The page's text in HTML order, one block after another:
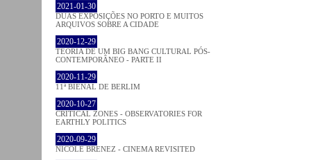
2021-01-30
DUAS EXPOSIÇÕES NO PORTO E MUITOS
ARQUIVOS SOBRE A CIDADE
2020-12-29
TEORIA DE UM BIG BANG CULTURAL PÓS-
CONTEMPORÂNEO - PARTE II
2020-11-29
11ª BIENAL DE BERLIM
2020-10-27
CRITICAL ZONES - OBSERVATORIES FOR
EARTHLY POLITICS
2020-09-29
NICOLE BRENEZ - CINEMA REVISITED